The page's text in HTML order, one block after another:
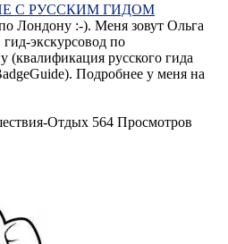
С РУССКИМ ГИДОМ
Лондону :-). Меня зовут Ольга
экскурсовод по
русского гида
Подробнее у меня на
Отдых 564 Просмотров